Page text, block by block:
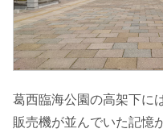
葛西臨海公園の高架下に
販売機が並んでいた記憶